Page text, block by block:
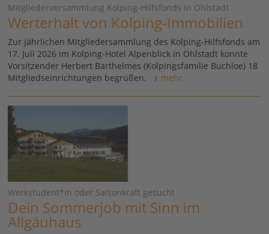
Mitgliederversammlung Kolping-Hilfsfonds in Ohlstadt
Werterhalt von Kolping-Immobilien
Zur jährlichen Mitgliedersammlung des Kolping-Hilfsfonds am
17. Juli 2026 im Kolping-Hotel Alpenblick in Ohlstadt konnte
Vorsitzender Herbert Barthelmes (Kolpingsfamilie Buchloe) 18
Mitgliedseinrichtungen begrüßen.
mehr
Werkstudent*in oder Saisonkraft gesucht
Dein Sommerjob mit Sinn im
Allgäuhaus